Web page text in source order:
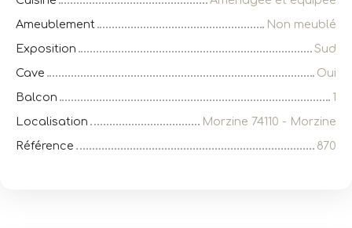
Ameublement
Non meublé
Exposition
Sud
Cave
Oui
Balcon
1
Localisation
Morzine 74110 - Morzine
Référence
870